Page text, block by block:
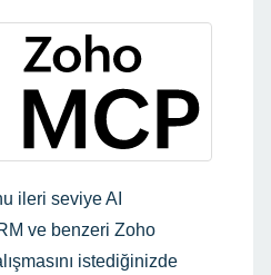
ileri seviye AI
ve benzeri Zoho
istediğinizde